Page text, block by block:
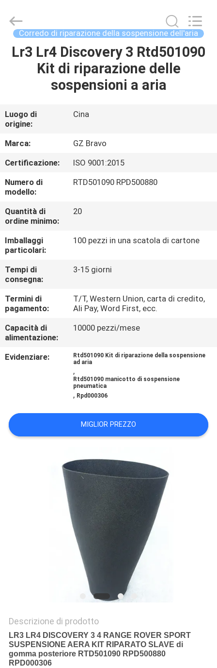
CASA
PRODOTTI
CIRCA
NOI
GIRO
DELLA
FABBRICA
CONTROLLO
DI
QUALITÀ
CONTATTICI
UNA
CITAZIONE
SITO
Parts
Limited.
Reserved.
Developed
Corredo di riparazione della sospensione dell'aria
Lr3 Lr4 Discovery 3 Rtd501090
Kit di riparazione delle
sospensioni a aria
Luogo di
origine:
Cina
Marca:
GZ Bravo
Certificazione:
ISO 9001:2015
Numero di
modello:
RTD501090 RPD500880
Quantità di
ordine minimo:
20
Imballaggi
particolari:
100 pezzi in una scatola di cartone
Tempi di
consegna:
3-15 giorni
Termini di
pagamento:
T/T, Western Union, carta di credito,
Ali Pay, Word First, ecc.
Capacità di
alimentazione:
10000 pezzi/mese
Evidenziare:
Rtd501090 Kit di riparazione della sospensione
ad aria
,
Rtd501090 manicotto di sospensione
pneumatica
, Rpd000306
MIGLIOR PREZZO
Descrizione di prodotto
LR3 LR4 DISCOVERY 3 4 RANGE ROVER SPORT
SUSPENSIONE AERA KIT RIPARATO SLAVE di
gomma posteriore RTD501090 RPD500880
RPD000306